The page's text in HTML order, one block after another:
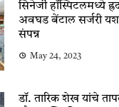
सिनेर्जी हॉस्पिटलमध्ये
अवघड बेंटाल सर्जरी
संपन्न
May 24, 2023
डॉ. तारिक शेख यांचे